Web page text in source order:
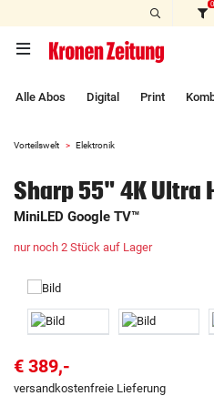
0
Alle Abos Digital Print
Vorteilswelt Elektronik
Sharp 55" 4K Ultra
MiniLED Google TV™
nur noch 2 Stück auf Lager
€ 389,-
versandkostenfreie Lieferung